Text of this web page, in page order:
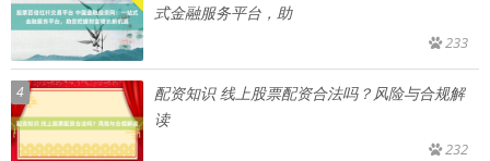
式金融服务平台，助
233
4
配资知识 线上股票配资合法吗？风险与合规解
读
232